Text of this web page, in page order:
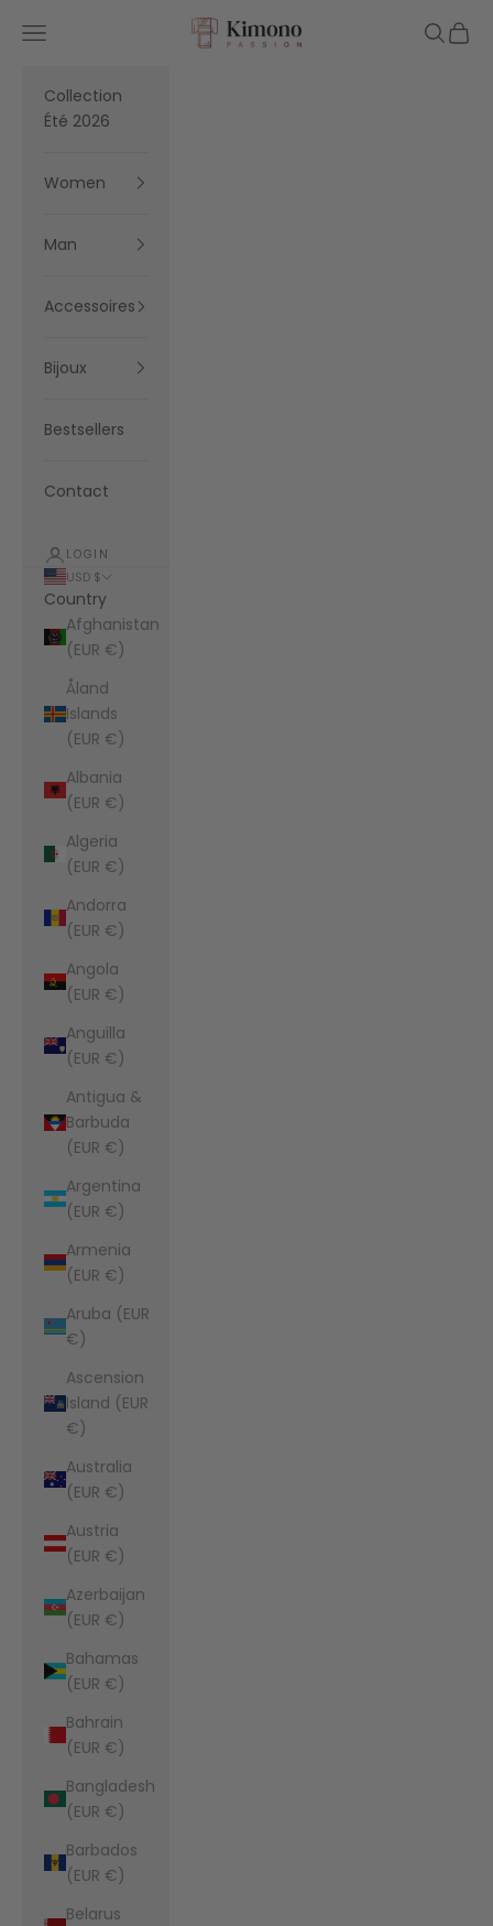
Kimono Passion
Navigation menu Search
Cart
Collection
Été 2026
Women
Man
Accessoires
Bijoux
Bestsellers
Contact
LOGIN
USD $
Country
Afghanistan
(EUR €)
Åland
Islands
(EUR €)
Albania
(EUR €)
Algeria
(EUR €)
Andorra
(EUR €)
Angola
(EUR €)
Anguilla
(EUR €)
Antigua &
Barbuda
(EUR €)
Argentina
(EUR €)
Armenia
(EUR €)
Aruba (EUR
€)
Ascension
Island (EUR
€)
Australia
(EUR €)
Austria
(EUR €)
Azerbaijan
(EUR €)
Bahamas
(EUR €)
Bahrain
(EUR €)
Bangladesh
(EUR €)
Barbados
(EUR €)
Belarus